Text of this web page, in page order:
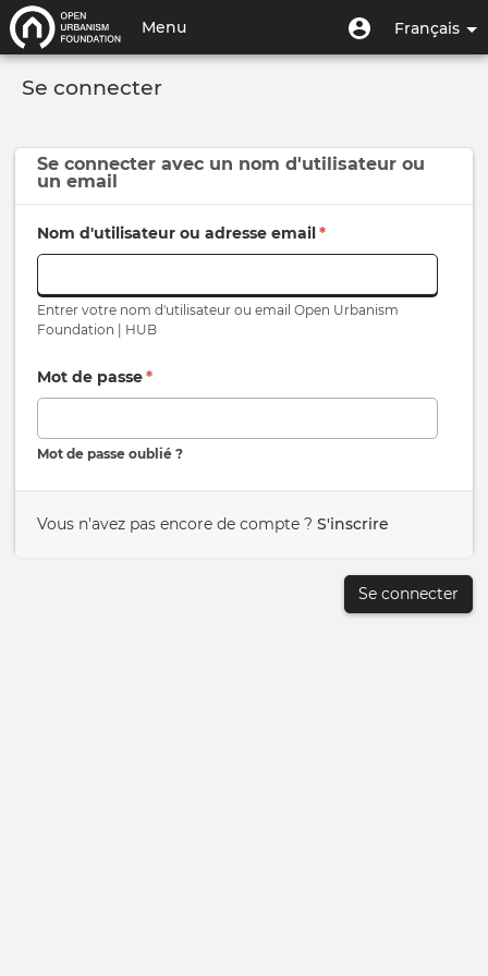
contenu
Français
Menu
du
compte
l'utilisateur
Menu
utilisateur
Menu
Toggle
Se connecter
Se connecter avec un nom d'utilisateur ou
un email
Nom d'utilisateur ou adresse email*
Entrer votre nom d'utilisateur ou email Open Urbanism
Foundation | HUB
Mot de passe*
Mot de passe oublié ?
Vous n'avez pas encore de compte ? S'inscrire
Se connecter